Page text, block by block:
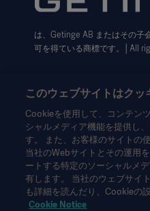
Cookie設定センター
データサブジェクト・リ
は、Getinge AB またはその子
可を得ている商標です。│All
本情報は、専門家を対象とし
め、取扱説明書、サービスマ
わりとして用いることはでき
基づいて行われたいかなる者
切の責任または義務を負いま
自身の責任において行ってくだ
このウェブサイトはク
Cookieを使用して、コンテン
シャルメディア機能を提供し
す。 また、お客様のサイトの
当社のWebサイトとその運用
ートする特定のソーシャルメ
有します。 当社のウェブサイ
も詳細を読んだり、Cookieの
Cookie Notice